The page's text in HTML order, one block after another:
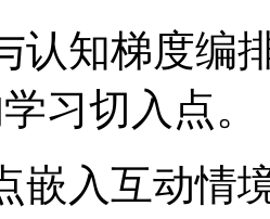
认知梯度编
习切入点。
嵌入互动情